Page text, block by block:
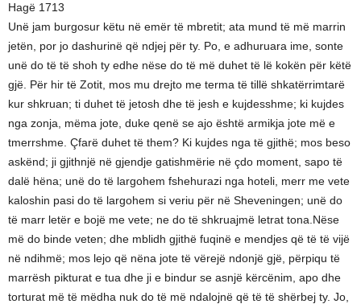
Hagë 1713
Unë jam burgosur këtu në emër të mbretit; ata mund të më marrin
jetën, por jo dashurinë që ndjej për ty. Po, e adhuruara ime, sonte
unë do të të shoh ty edhe nëse do të më duhet të lë kokën për këtë
gjë. Për hir të Zotit, mos mu drejto me terma të tillë shkatërrimtarë
kur shkruan; ti duhet të jetosh dhe të jesh e kujdesshme; ki kujdes
nga zonja, mëma jote, duke qenë se ajo është armikja jote më e
tmerrshme. Çfarë duhet të them? Ki kujdes nga të gjithë; mos beso
askënd; ji gjithnjë në gjendje gatishmërie në çdo moment, sapo të
dalë hëna; unë do të largohem fshehurazi nga hoteli, merr me vete
kaloshin pasi do të largohem si veriu për në Sheveningen; unë do
të marr letër e bojë me vete; ne do të shkruajmë letrat tona.Nëse
më do binde veten; dhe mblidh gjithë fuqinë e mendjes që të të vijë
në ndihmë; mos lejo që nëna jote të vërejë ndonjë gjë, përpiqu të
marrësh pikturat e tua dhe ji e bindur se asnjë kërcënim, apo dhe
torturat më të mëdha nuk do të më ndalojnë që të të shërbej ty. Jo,